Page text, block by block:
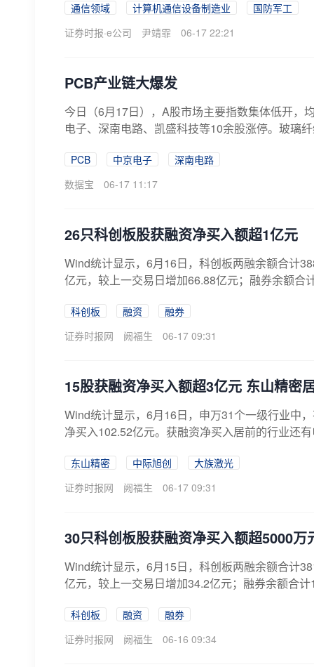
通信领域 计算机通信设备制造业
国防军工
证券时报·e公司
尹靖霏 06-17 22:21
PCB产业链大爆发
今日（6月17日），A股市场主要指数集体低开，
电子、深南电路、凯盛科技等10余股涨停。玻璃
PCB 中京电子
深南电路
数据宝
06-17 11:17
26只科创板股获融资净买入额超1亿元
Wind统计显示，6月16日，科创板两融余额合计
亿元，较上一交易日增加66.88亿元；融券余额合
科创板 融资
融券
证券时报网
阙福生 06-17 09:31
15股获融资净买入额超3亿元 东山精密
Wind统计显示，6月16日，申万31个一级行业中
净买入102.52亿元。获融资净买入居前的行业还
东山精密 中际旭创
大族激光
证券时报网
阙福生 06-17 09:31
30只科创板股获融资净买入额超5000万
Wind统计显示，6月15日，科创板两融余额合计
亿元，较上一交易日增加34.2亿元；融券余额合
科创板 融资
融券
证券时报网
阙福生 06-16 09:34